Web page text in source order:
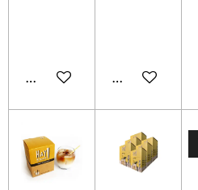
Add to cart Add to cart